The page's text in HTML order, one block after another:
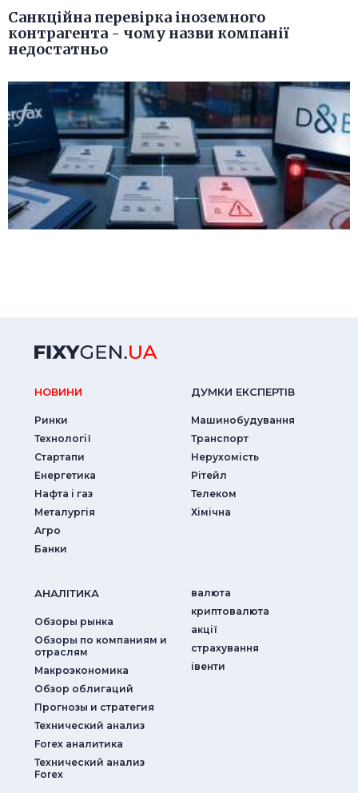
Санкційна перевірка іноземного
контрагента - чому назви компанії
недостатньо
НОВИНИ
Ринки
Технології
Стартапи
Енергетика
Нафта і газ
Металургія
Агро
Банки
ДУМКИ ЕКСПЕРТIВ
Машинобудування
Транспорт
Нерухомість
Рітейл
Телеком
Хімічна
АНАЛIТИКА
Обзоры рынка
Обзоры по компаниям и
отраслям
Макроэкономика
Обзор облигаций
Прогнозы и стратегия
Технический анализ
Forex аналитика
Технический анализ
Forex
валюта
криптовалюта
акції
страхування
iвенти